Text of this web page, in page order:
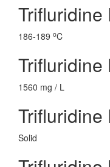
Trifluridine
186-189 oC
Trifluridine
1560 mg / L
Trifluridine
Solid